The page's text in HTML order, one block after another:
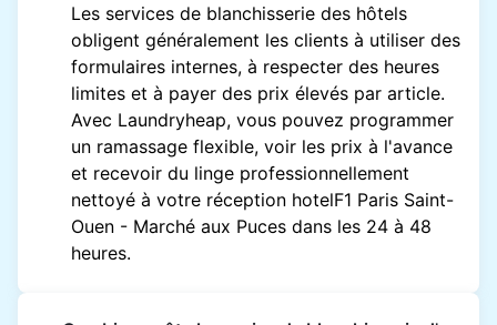
Les services de blanchisserie des hôtels
obligent généralement les clients à utiliser des
formulaires internes, à respecter des heures
limites et à payer des prix élevés par article.
Avec Laundryheap, vous pouvez programmer
un ramassage flexible, voir les prix à l'avance
et recevoir du linge professionnellement
nettoyé à votre réception hotelF1 Paris Saint-
Ouen - Marché aux Puces dans les 24 à 48
heures.